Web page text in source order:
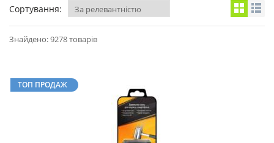
Сортування:
Знайдено: 9278 товарів
ТОП ПРОДАЖ